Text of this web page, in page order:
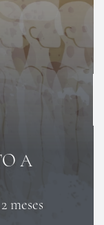
A
meses